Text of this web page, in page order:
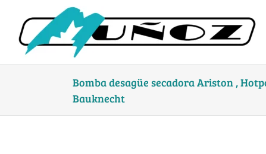
content
Bomba desagüe secadora Ariston ,
Bauknecht